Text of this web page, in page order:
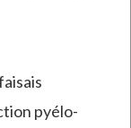
pyélo-